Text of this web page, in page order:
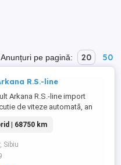
Anunțuri pe pagină: 20 50
R.S.-line
Arkana R.S.-line import
de viteze automată, an
cmc, 140 CP, 68750 km, faruri
automată, lumini de zi cu
automată, senzori lumină,
scaune din piele electrice
| 68750 km
Sibiu